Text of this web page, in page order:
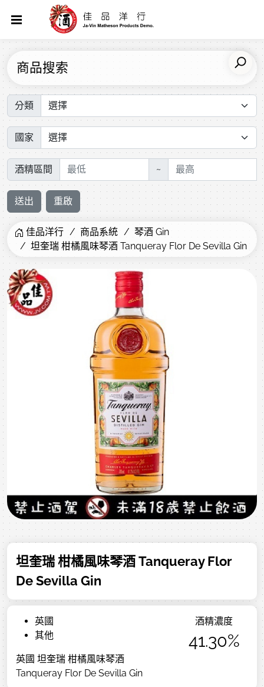
商品搜索
分類
國家
酒精區間 ~
送出 重啟
佳品洋行 商品系統
琴酒 Gin
坦奎瑞 柑橘風味琴酒 Tanqueray Flor De Sevilla Gin
坦奎瑞 柑橘風味琴酒 Tanqueray Flor
De Sevilla Gin
英國
其他
英國 坦奎瑞 柑橘風味琴酒
Tanqueray Flor De Sevilla Gin
酒精濃度
41.30%